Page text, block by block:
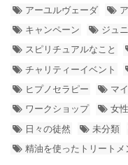
アーユルヴェーダ
キャンペーン
ジュ
スピリチュアルなこと
チャリティーイベント
ヒプノセラピー
マ
ワークショップ
女
日々の徒然
未分類
精油を使ったトリートメ